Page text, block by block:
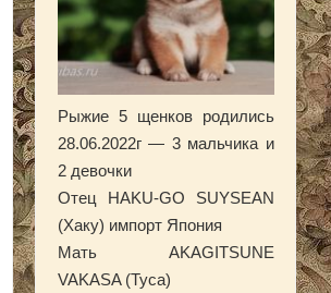
Рыжие 5 щенков родились
28.06.2022г — 3 мальчика и
2 девочки
Отец HAKU-GO SUYSEAN
(Хаку) импорт Япония
Мать AKAGITSUNE
VAKASA (Туса)